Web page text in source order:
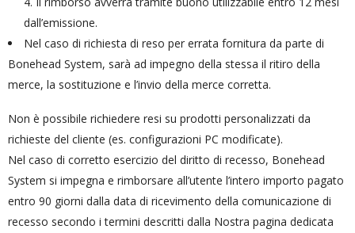
dall’emissione.
Nel caso di richiesta di reso per errata fornitura da parte di
Bonehead System, sarà ad impegno della stessa il ritiro della
merce, la sostituzione e l’invio della merce corretta.
Non è possibile richiedere resi su prodotti personalizzati da
richieste del cliente (es. configurazioni PC modificate).
Nel caso di corretto esercizio del diritto di recesso, Bonehead
System si impegna e rimborsare all’utente l’intero importo pagato
entro 90 giorni dalla data di ricevimento della comunicazione di
recesso secondo i termini descritti dalla Nostra pagina dedicata